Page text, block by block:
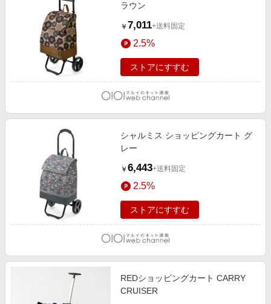
ラウン
￥ 7,011+送料固定
2.5%
ストアにすすむ
シャルミス ショッピングカート グ
レー
￥ 6,443+送料固定
2.5%
ストアにすすむ
REDショッピングカート CARRY
CRUISER